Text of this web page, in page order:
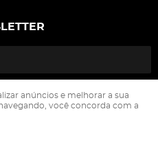
anúncios e melhorar a sua
você concorda com a